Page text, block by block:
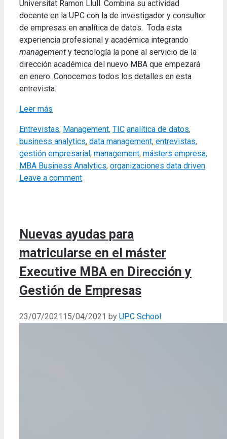
Universitat Ramon Llull. Combina su actividad
docente en la UPC con la de investigador y consultor
de empresas en analítica de datos. Toda esta
experiencia profesional y académica integrando
management y tecnología la pone al servicio de la
dirección académica del nuevo MBA que empezará
en enero. Conocemos todos los detalles en esta
entrevista.
Leer más
Categories
Entrevistas, Management, TIC Tags
analítica de datos,
business analytics, data management, entrevistas,
gestión empresarial, management, másters empresa,
MBA Business Analytics, organizaciones data driven
Leave a comment
Nuevas ayudas para
matricularse en el máster
Executive MBA en Dirección y
Gestión de Empresas
23/07/2021 15/04/2021 by UPC School